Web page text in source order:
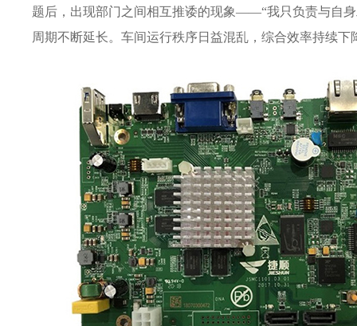
题后，出现部门之间相互推诿的现象——“我只负责与自
周期不断延长。车间运行秩序日益混乱，综合效率持续